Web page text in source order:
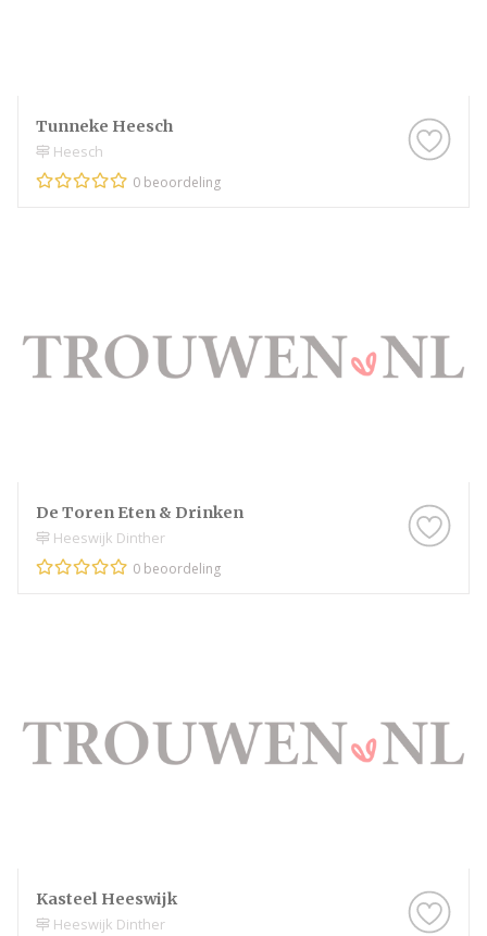
Tunneke Heesch
Heesch
0 beoordeling
De Toren Eten & Drinken
Heeswijk Dinther
0 beoordeling
Kasteel Heeswijk
Heeswijk Dinther